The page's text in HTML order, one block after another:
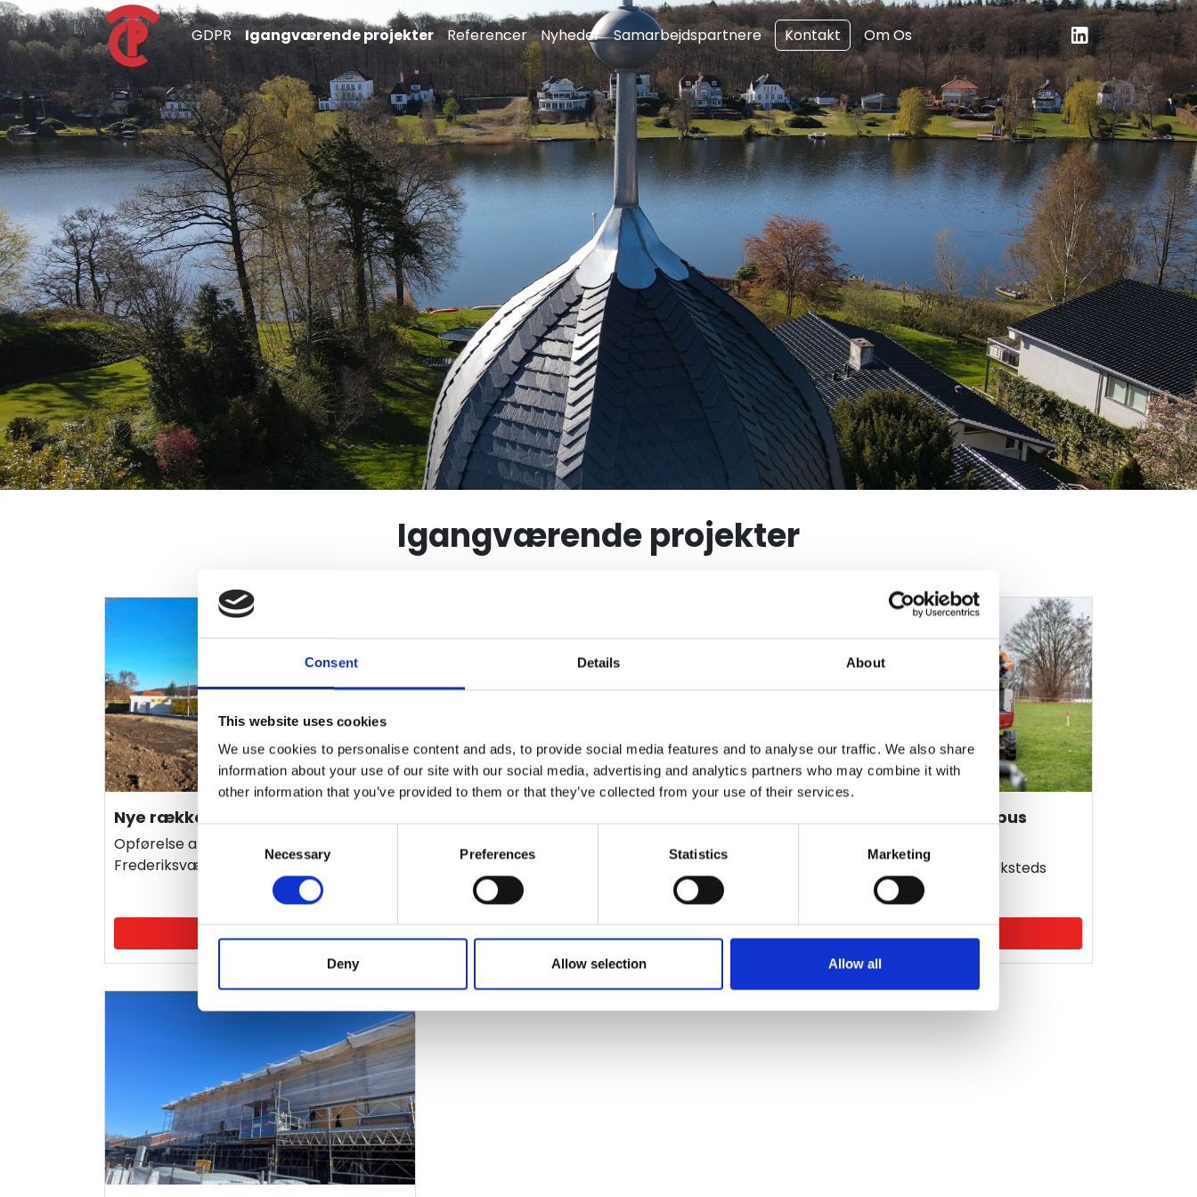
Consent Details About
This website uses cookies
We use cookies to personalise content and ads, to provide social media features and to analyse our traffic. We also share
information about your use of our site with our social media, advertising and analytics partners who may combine it with
other information that you’ve provided to them or that they’ve collected from your use of their services.
Necessary Preferences Statistics Marketing
Deny Allow selection Allow all
GDPR Igangværende projekter Referencer Nyheder Samarbejdspartnere Kontakt Om Os
Igangværende projekter
Nye rækkehuse, Vinderød skov
Opførelse af 8 nye rækkehuse i
Frederiksværk
gang
Totalentreprise på Campus
180 m2 stor bygning med værksteds